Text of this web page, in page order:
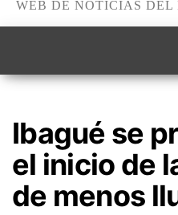
WEB DE NOTICIAS
Ibagué se
el inicio de
de menos